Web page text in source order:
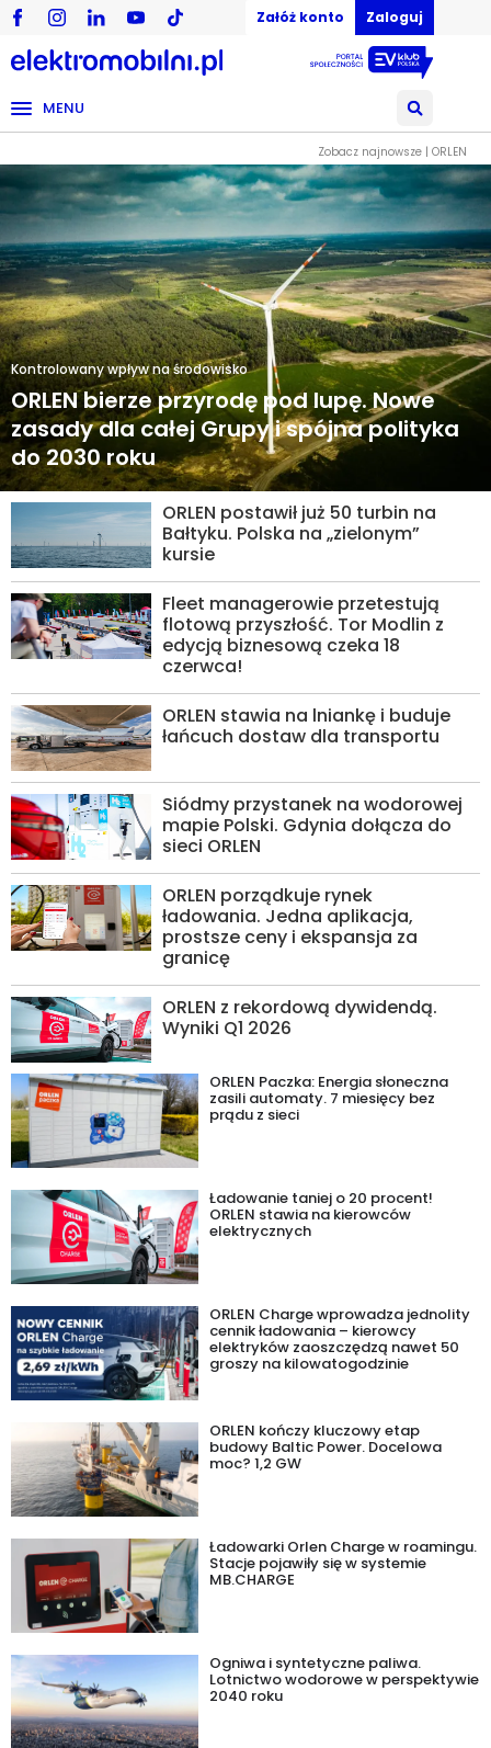
Załóż konto Zaloguj
MENU
Zobacz najnowsze | ORLEN
Kontrolowany wpływ na środowisko
ORLEN bierze przyrodę pod lupę. Nowe
zasady dla całej Grupy i spójna polityka
do 2030 roku
ORLEN postawił już 50 turbin na
Bałtyku. Polska na „zielonym”
kursie
Fleet managerowie przetestują
flotową przyszłość. Tor Modlin z
edycją biznesową czeka 18
czerwca!
ORLEN stawia na lniankę i buduje
łańcuch dostaw dla transportu
Siódmy przystanek na wodorowej
mapie Polski. Gdynia dołącza do
sieci ORLEN
ORLEN porządkuje rynek
ładowania. Jedna aplikacja,
prostsze ceny i ekspansja za
granicę
ORLEN z rekordową dywidendą.
Wyniki Q1 2026
ORLEN Paczka: Energia słoneczna
zasili automaty. 7 miesięcy bez
prądu z sieci
Ładowanie taniej o 20 procent!
ORLEN stawia na kierowców
elektrycznych
ORLEN Charge wprowadza jednolity
cennik ładowania – kierowcy
elektryków zaoszczędzą nawet 50
groszy na kilowatogodzinie
ORLEN kończy kluczowy etap
budowy Baltic Power. Docelowa
moc? 1,2 GW
Ładowarki Orlen Charge w roamingu.
Stacje pojawiły się w systemie
MB.CHARGE
Ogniwa i syntetyczne paliwa.
Lotnictwo wodorowe w perspektywie
2040 roku